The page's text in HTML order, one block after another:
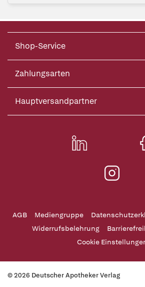
Shop-Service
Zahlungsarten
Hauptversandpartner
AGB Mediengruppe
Widerrufsbelehrung
Cookie
© 2026 Deutscher Apotheker Verlag